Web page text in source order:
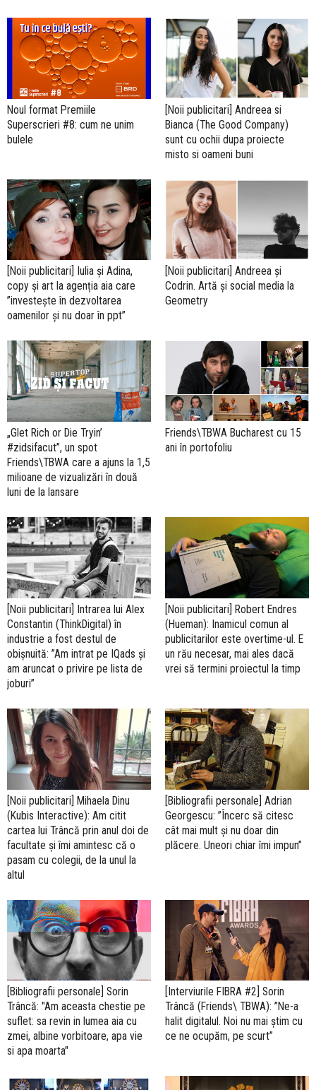
Noul format Premiile
Superscrieri #8: cum ne unim
bulele
[Noii publicitari] Andreea si
Bianca (The Good Company)
sunt cu ochii dupa proiecte
misto si oameni buni
[Noii publicitari] Iulia și Adina,
copy și art la agenția aia care
”investește în dezvoltarea
oamenilor și nu doar în ppt”
[Noii publicitari] Andreea și
Codrin. Artă și social media la
Geometry
„Glet Rich or Die Tryin’
#zidsifacut”, un spot
Friends\TBWA care a ajuns la 1,5
milioane de vizualizări în două
luni de la lansare
Friends\TBWA Bucharest cu 15
ani în portofoliu
[Noii publicitari] Intrarea lui Alex
Constantin (ThinkDigital) în
industrie a fost destul de
obișnuită: ”Am intrat pe IQads și
am aruncat o privire pe lista de
joburi”
[Noii publicitari] Robert Endres
(Hueman): Inamicul comun al
publicitarilor este overtime-ul. E
un rău necesar, mai ales dacă
vrei să termini proiectul la timp
[Noii publicitari] Mihaela Dinu
(Kubis Interactive): Am citit
cartea lui Trâncă prin anul doi de
facultate și îmi amintesc că o
pasam cu colegii, de la unul la
altul
[Bibliografii personale] Adrian
Georgescu: ”Încerc să citesc
cât mai mult și nu doar din
plăcere. Uneori chiar îmi impun”
[Bibliografii personale] Sorin
Trâncă: "Am aceasta chestie pe
suflet: sa revin in lumea aia cu
zmei, albine vorbitoare, apa vie
si apa moarta"
[Interviurile FIBRA #2] Sorin
Trâncă (Friends\ TBWA): ”Ne-a
halit digitalul. Noi nu mai știm cu
ce ne ocupăm, pe scurt”